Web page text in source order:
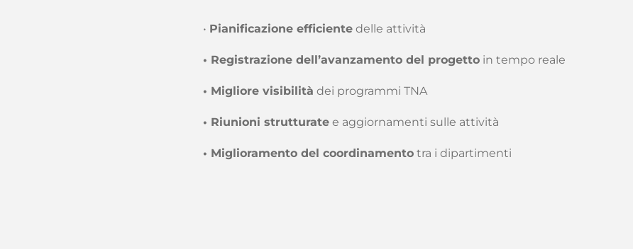
• Pianificazione efficientedelle attività
• Registrazione dell’avanzamento del progettoin tempo reale
• Migliore visibilità dei programmi TNA
• Riunioni strutturatee aggiornamenti sulle attività
• Miglioramento del coordinamentotra i dipartimenti